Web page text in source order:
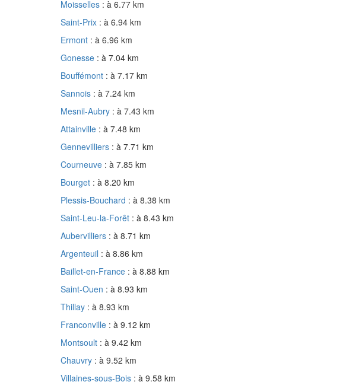
Moisselles : à 6.77 km
Saint-Prix : à 6.94 km
Ermont : à 6.96 km
Gonesse : à 7.04 km
Bouffémont : à 7.17 km
Sannois : à 7.24 km
Mesnil-Aubry : à 7.43 km
Attainville : à 7.48 km
Gennevilliers : à 7.71 km
Courneuve : à 7.85 km
Bourget : à 8.20 km
Plessis-Bouchard : à 8.38 km
Saint-Leu-la-Forêt : à 8.43 km
Aubervilliers : à 8.71 km
Argenteuil : à 8.86 km
Baillet-en-France : à 8.88 km
Saint-Ouen : à 8.93 km
Thillay : à 8.93 km
Franconville : à 9.12 km
Montsoult : à 9.42 km
Chauvry : à 9.52 km
Villaines-sous-Bois : à 9.58 km